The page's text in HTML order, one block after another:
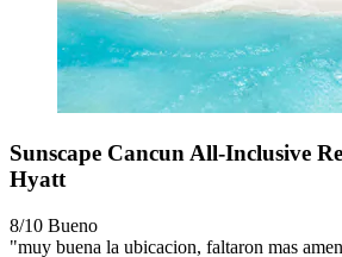
Sunscape Cancun All-Inclusive
Hyatt
8/10 Bueno
"muy buena la ubicacion, faltaron mas